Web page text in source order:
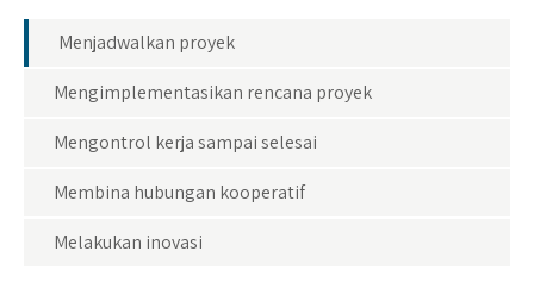
Menjadwalkan proyek
Mengimplementasikan rencana proyek
Mengontrol kerja sampai selesai
Membina hubungan kooperatif
Melakukan inovasi